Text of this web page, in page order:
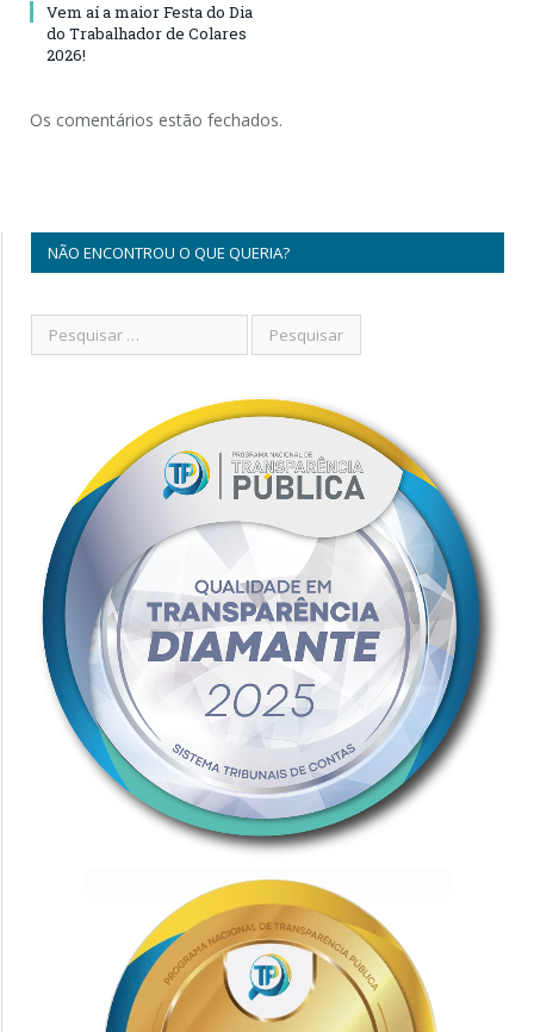
Vem aí a maior Festa do Dia
do Trabalhador de Colares
2026!
Os comentários estão fechados.
NÃO ENCONTROU O QUE QUERIA?